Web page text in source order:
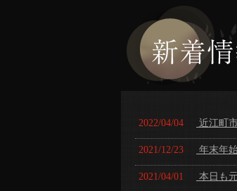
2022/04/04 近江町
2021/12/23 年末年
2021/04/01 本日も